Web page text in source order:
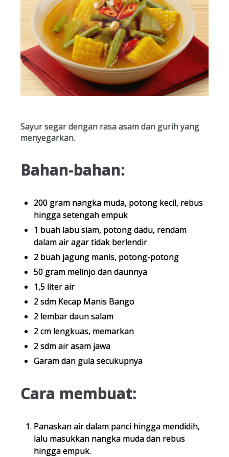
Sayur segar dengan rasa asam dan gurih yang
menyegarkan.
Bahan-bahan:
200 gram nangka muda, potong kecil, rebus
hingga setengah empuk
1 buah labu siam, potong dadu, rendam
dalam air agar tidak berlendir
2 buah jagung manis, potong-potong
50 gram melinjo dan daunnya
1,5 liter air
2 sdm Kecap Manis Bango
2 lembar daun salam
2 cm lengkuas, memarkan
2 sdm air asam jawa
Garam dan gula secukupnya
Cara membuat:
Panaskan air dalam panci hingga mendidih,
lalu masukkan nangka muda dan rebus
hingga empuk.